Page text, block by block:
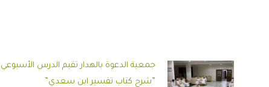
جمعية الدعوة بالهدار تقيم الدرس
”شرح كتاب تفسير ابن سعدي”